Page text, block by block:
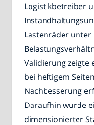
Logistikbetreiber
Lastenräder unter
Validierung zeigte
bei heftigem
Nachbesserung
Daraufhin wurde
dimensionierter